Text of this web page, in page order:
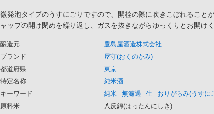
微発泡タイプのうすにごりですので、開栓の際に吹きこぼれること
ャップの開け閉めを繰り返し、ガスを抜きながらゆっくりとお開けく
醸造元
豊島屋酒造株式会社
ブランド
屋守(おくのかみ)
都道府県
東京
特定名称
純米酒
キーワード
純米 無濾過 生
おりがらみ(うすに
原料米
八反錦(はったんにしき)